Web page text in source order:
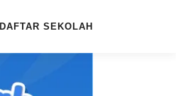
DAFTAR SEKOLAH